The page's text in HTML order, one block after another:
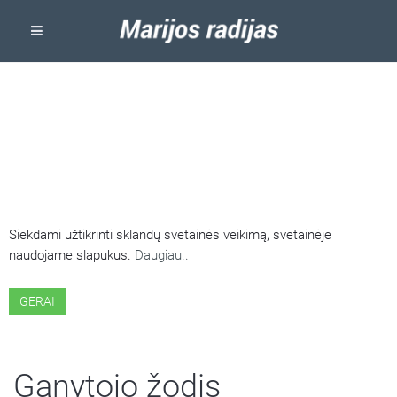
Siekdami užtikrinti sklandų svetainės veikimą, svetainėje
naudojame slapukus. Daugiau..
GERAI
Ganytojo žodis